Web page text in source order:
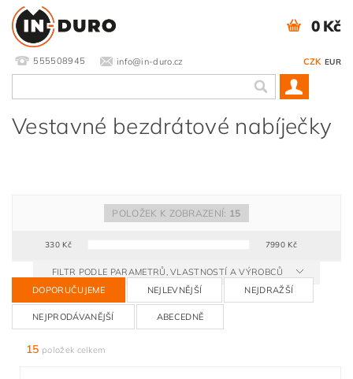
555508945 info@in-duro.cz CZK EUR
0 Kč
Vestavné bezdrátové nabíječky
330Kč 7990 Kč
POLOŽEK K ZOBRAZENÍ: 15
FILTR PODLE PARAMETRŮ, VLASTNOSTÍ A VÝROBCŮ
DOPORUČUJEME
NEJLEVNĚJŠÍ NEJDRAŽŠÍ
NEJPRODÁVANĚJŠÍ ABECEDNĚ
15 položek celkem